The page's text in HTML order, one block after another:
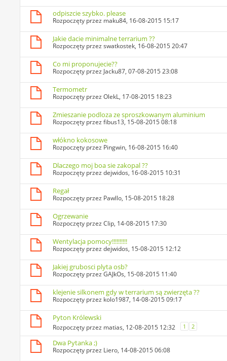
odpiszcie szybko. please
Rozpoczęty przez maku84, 16-08-2015 15:17
Jakie dacie minimalne terrarium ??
Rozpoczęty przezswatkostek, 16-08-2015 20:47
Co mi proponujecie??
Rozpoczęty przez Jacku87, 07-08-2015 23:08
Termometr
Rozpoczęty przezOlekL, 17-08-2015 18:23
Zmieszanie podloza ze sproszkowanym aluminium
Rozpoczęty przezfibus13, 15-08-2015 08:18
włókno kokosowe
Rozpoczęty przez Pingwin, 16-08-2015 16:40
Dlaczego moj boa sie zakopal ??
Rozpoczęty przezdejwidos, 16-08-2015 10:31
Regał
Rozpoczęty przez Pawllo, 15-08-2015 18:28
Ogrzewanie
Rozpoczęty przezClip, 14-08-2015 17:30
Wentylacja pomocy!!!!!!!!!!
Rozpoczęty przezdejwidos, 15-08-2015 12:12
Jakiej grubosci plyta osb?
Rozpoczęty przezGAJkOs, 15-08-2015 11:40
klejenie silkonem gdy w terrarium są zwierzęta ??
Rozpoczęty przez kolo1987, 14-08-2015 09:17
Pyton Królewski
Rozpoczęty przez matias, 12-08-2015 12:32 1 2
Dwa Pytanka ;)
Rozpoczęty przez Liero, 14-08-2015 06:08